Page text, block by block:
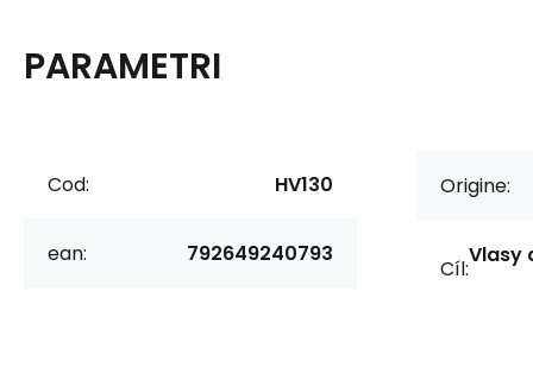
PARAMETRI
Cod: HV130
ean: 792649240793
Origine:
Cíl:
Vlasy